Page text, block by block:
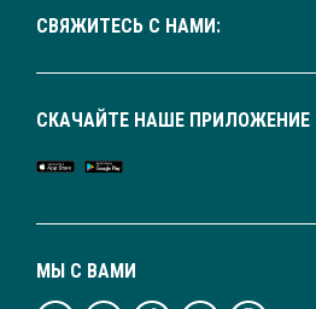
СВЯЖИТЕСЬ С НАМИ:
МЫ С ВАМИ
СКАЧАЙТЕ НАШЕ ПРИЛОЖЕНИЕ